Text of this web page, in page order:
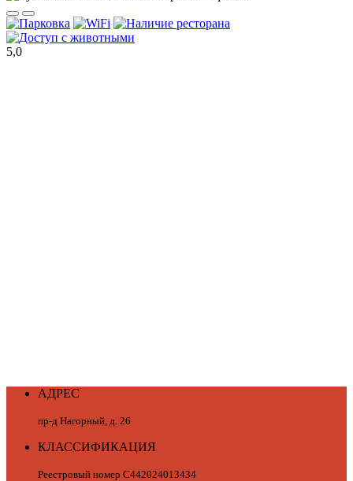
5,0
АДРЕС
пр-д Нагорный, д. 26
КЛАССИФИКАЦИЯ
Реестровый номер С442024013434